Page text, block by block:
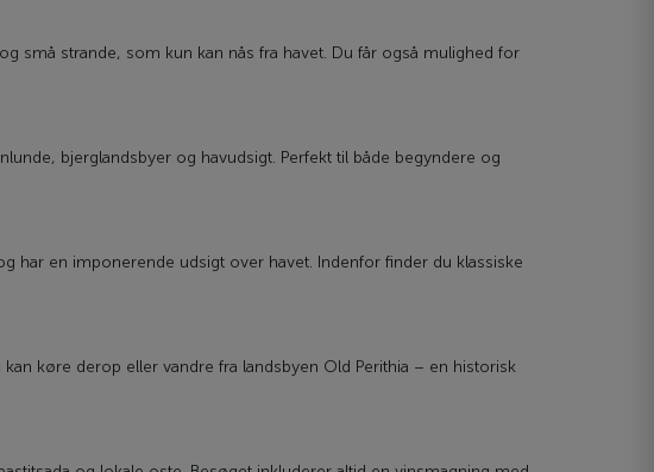
små strande, som kun kan nås fra havet. Du får også mulighed for
bjerglandsbyer og havudsigt. Perfekt til både begyndere og
har en imponerende udsigt over havet. Indenfor finder du klassiske
køre derop eller vandre fra landsbyen Old Perithia – en historisk